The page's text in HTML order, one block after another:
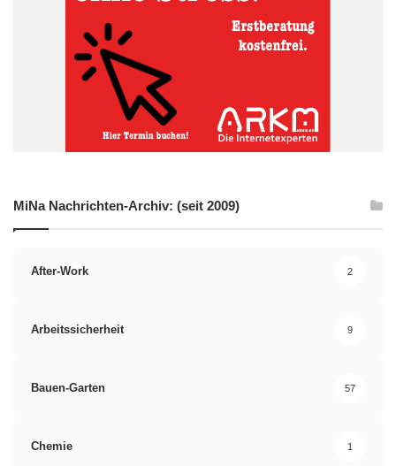
MiNa Nachrichten-Archiv: (seit 2009)
After-Work 2
Arbeitssicherheit 9
Bauen-Garten 57
Chemie 1